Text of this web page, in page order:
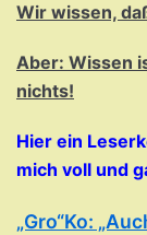
Wir wissen,
Aber: Wissen
nichts!
Hier ein
mich voll und
„Gro“Ko: